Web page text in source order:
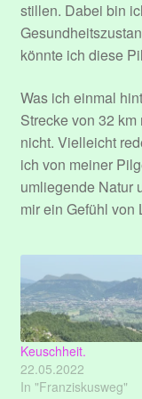
stillen. Dabei bin
könnte ich diese
Was ich einmal
Strecke von 32
nicht. Vielleicht
ich von meiner
umliegende Natur
mir ein Gefühl von
Keuschheit.
22.05.2022
In "Franziskusweg"